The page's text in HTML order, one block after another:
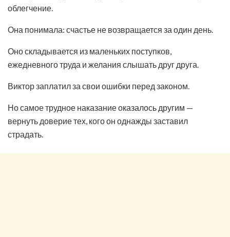
облегчение.
Она понимала: счастье не возвращается за один день.
Оно складывается из маленьких поступков,
ежедневного труда и желания слышать друг друга.
Виктор заплатил за свои ошибки перед законом.
Но самое трудное наказание оказалось другим —
вернуть доверие тех, кого он однажды заставил
страдать.